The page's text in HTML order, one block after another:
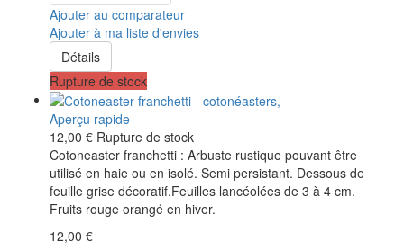
Ajouter au comparateur
Ajouter à ma liste d'envies
Détails
Rupture de stock
Aperçu rapide
12,00 € Rupture de stock
Cotoneaster franchetti : Arbuste rustique pouvant être
utilisé en haie ou en isolé. Semi persistant. Dessous de
feuille grise décoratif.Feuilles lancéolées de 3 à 4 cm.
Fruits rouge orangé en hiver.
12,00 €